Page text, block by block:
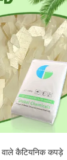
वाले कैटियनिक कपड़े